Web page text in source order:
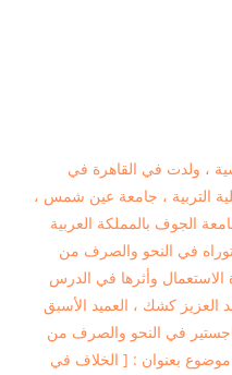
، ولدت في القاهرة في
التربية ، جامعة عين شمس ،
الجوف بالمملكة العربية
في النحو والصرف من
بعنوان : [ كثرة الاستعمال وأثرها في الدرس
العزيز كشك ، العميد الأسبق
في النحو والصرف من
بتقدير ( ممتاز ) في موضوع بعنوان : [ الخلاف في